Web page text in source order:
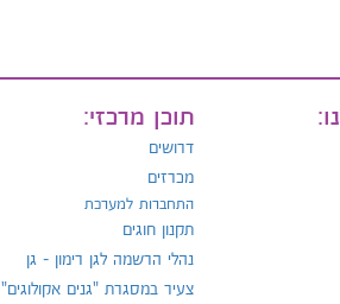
תוכן מרכזי:
דרושים
מכרזים
התחברות למערכת
תקנון חוגים
נהלי הרשמה לגן רימון - גן
צעיר במסגרת "גנים אקולוגים"